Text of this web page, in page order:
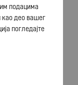
подацима
као део вашег
погледајте